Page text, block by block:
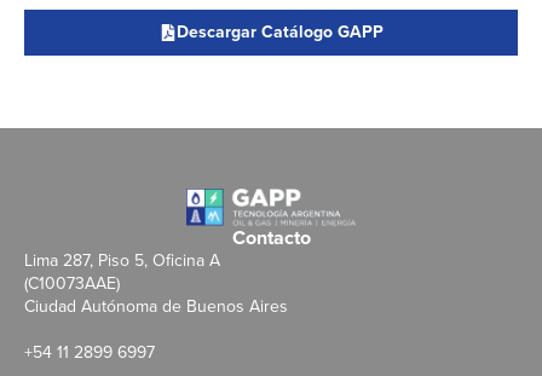
Descargar Catálogo GAPP
Contacto
Lima 287, Piso 5, Oficina A
(C10073AAE)
Ciudad Autónoma de Buenos Aires
+54 11 2899 6997